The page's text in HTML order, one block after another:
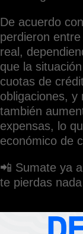
De acuerdo
perdieron
real,
que la
cuotas de
obligaciones, y
también
expensas, lo
económico de
📲 Sumate ya
te pierdas nada